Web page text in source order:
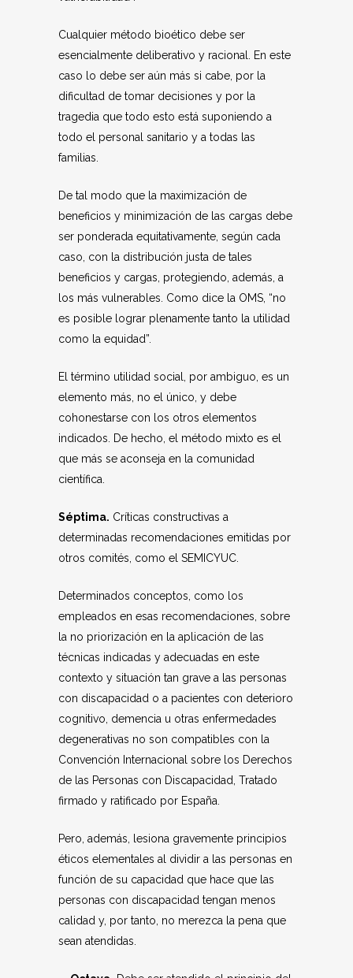
Cualquier método bioético debe ser
esencialmente deliberativo y racional. En este
caso lo debe ser aún más si cabe, por la
dificultad de tomar decisiones y por la
tragedia que todo esto está suponiendo a
todo el personal sanitario y a todas las
familias.
De tal modo que la maximización de
beneficios y minimización de las cargas debe
ser ponderada equitativamente, según cada
caso, con la distribución justa de tales
beneficios y cargas, protegiendo, además, a
los más vulnerables. Como dice la OMS, “no
es posible lograr plenamente tanto la utilidad
como la equidad”.
El término utilidad social, por ambiguo, es un
elemento más, no el único, y debe
cohonestarse con los otros elementos
indicados. De hecho, el método mixto es el
que más se aconseja en la comunidad
científica.
Séptima. Críticas constructivas a
determinadas recomendaciones emitidas por
otros comités, como el SEMICYUC.
Determinados conceptos, como los
empleados en esas recomendaciones, sobre
la no priorización en la aplicación de las
técnicas indicadas y adecuadas en este
contexto y situación tan grave a las personas
con discapacidad o a pacientes con deterioro
cognitivo, demencia u otras enfermedades
degenerativas no son compatibles con la
Convención Internacional sobre los Derechos
de las Personas con Discapacidad, Tratado
firmado y ratificado por España.
Pero, además, lesiona gravemente principios
éticos elementales al dividir a las personas en
función de su capacidad que hace que las
personas con discapacidad tengan menos
calidad y, por tanto, no merezca la pena que
sean atendidas.